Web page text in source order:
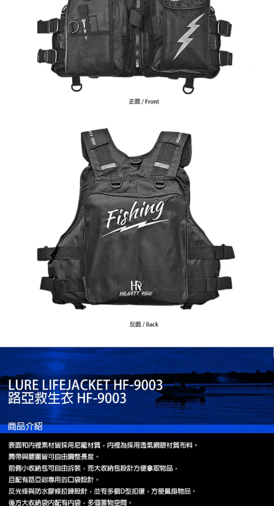
５．嚴禁一人註冊多個帳號或使用他人資訊註冊。若發現惡意使用之情形，
恩沛科技股份有限公司將有權停止該用戶之使用額度並採取法律行動。
國家/地區配送(**下單前請私訊客服確認實際運費(運費另
計)，訂單才得以成立**)